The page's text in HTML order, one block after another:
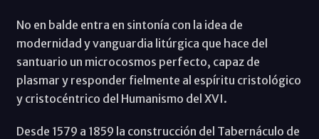
No en balde entra en sintonía con la idea de
modernidad y vanguardia litúrgica que hace del
santuario un microcosmos perfecto, capaz de
plasmar y responder fielmente al espíritu cristológico
y cristocéntrico del Humanismo del XVI.
Desde 1579 a 1859 la construcción del Tabernáculo de